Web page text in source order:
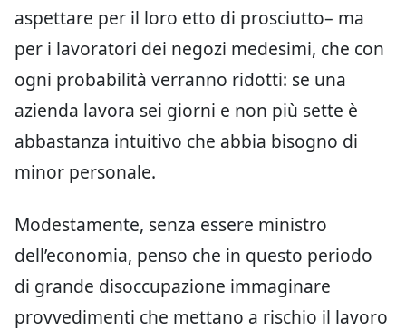
aspettare per il loro etto di prosciutto– ma
per i lavoratori dei negozi medesimi, che con
ogni probabilità verranno ridotti: se una
azienda lavora sei giorni e non più sette è
abbastanza intuitivo che abbia bisogno di
minor personale.
Modestamente, senza essere ministro
dell’economia, penso che in questo periodo
di grande disoccupazione immaginare
provvedimenti che mettano a rischio il lavoro